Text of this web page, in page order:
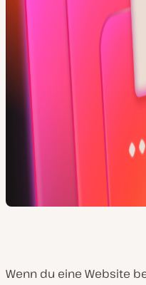
Wenn du eine Website